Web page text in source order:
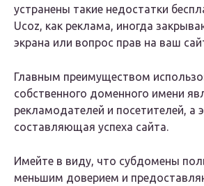
устранены такие недостатки
Ucoz, как реклама, иногда
экрана или вопрос прав на ваш
Главным преимуществом
собственного доменного имени
рекламодателей и посетителей,
составляющая успеха сайта.
Имейте в виду, что субдомены
меньшим доверием и